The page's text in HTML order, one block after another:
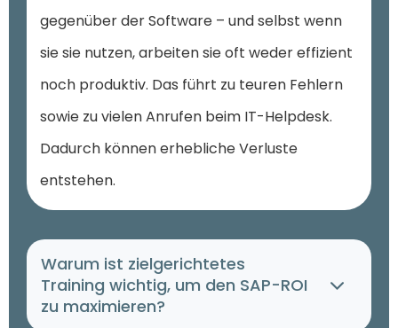
gegenüber der Software – und selbst wenn
sie sie nutzen, arbeiten sie oft weder effizient
noch produktiv. Das führt zu teuren Fehlern
sowie zu vielen Anrufen beim IT-Helpdesk.
Dadurch können erhebliche Verluste
entstehen.
Warum ist zielgerichtetes
Training wichtig, um den SAP-ROI
zu maximieren?